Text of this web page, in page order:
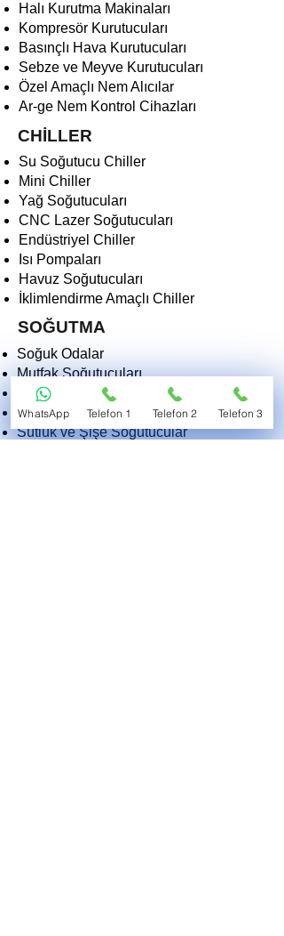
Halı Kurutma Makinaları
Kompresör Kurutucuları
Basınçlı Hava Kurutucuları
Sebze ve Meyve Kurutucuları
Özel Amaçlı Nem Alıcılar
Ar-ge Nem Kontrol Cihazları
CHİLLER
Su Soğutucu Chiller
Mini Chiller
Yağ Soğutucuları
CNC Lazer Soğutucuları
Endüstriyel Chiller
Isı Pompaları
Havuz Soğutucuları
İklimlendirme Amaçlı Chiller
SOĞUTMA
Soğuk Odalar
Mutfak Soğutucuları
Derin Dondurucular
Dondurma Makinaları
Sütlük ve Şişe Soğutucular
WhatsApp Telefon 1 Telefon 2 Telefon 3